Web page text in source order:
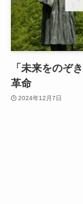
「未来をのぞ
革命
2024年12月7日